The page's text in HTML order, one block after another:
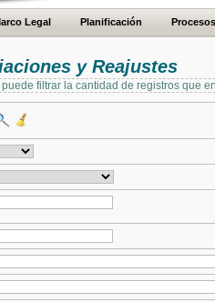
Legal Planificación Procesos
y Reajustes
filtrar la cantidad de registros que